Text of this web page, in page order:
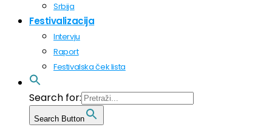
Srbija
Festivalizacija
Intervju
Raport
Festivalska ček lista
Search for:
Search Button